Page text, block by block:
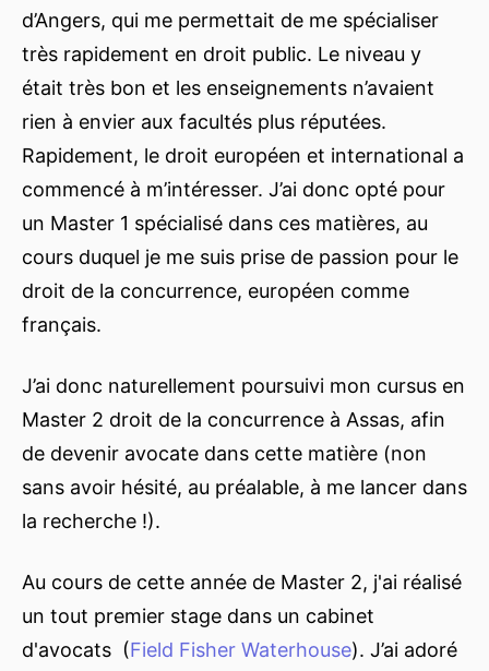
d’Angers, qui me permettait de me spécialiser
très rapidement en droit public. Le niveau y
était très bon et les enseignements n’avaient
rien à envier aux facultés plus réputées.
Rapidement, le droit européen et international a
commencé à m’intéresser. J’ai donc opté pour
un Master 1 spécialisé dans ces matières, au
cours duquel je me suis prise de passion pour le
droit de la concurrence, européen comme
français.
J’ai donc naturellement poursuivi mon cursus en
Master 2 droit de la concurrence à Assas, afin
de devenir avocate dans cette matière (non
sans avoir hésité, au préalable, à me lancer dans
la recherche !).
Au cours de cette année de Master 2, j'ai réalisé
un tout premier stage dans un cabinet
d'avocats (Field Fisher Waterhouse). J’ai adoré